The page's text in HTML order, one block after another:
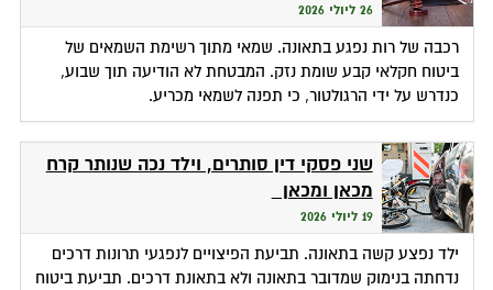
26 ליולי 2026
רכבה של רות נפגע בתאונה. שמאי מתוך רשימת השמאים של
ביטוח חקלאי קבע שומת נזק. המבטחת לא הודיעה תוך שבוע,
כנדרש על ידי הרגולטור, כי תפנה לשמאי מכריע.
שני פסקי דין סותרים, וילד נכה שנותר קרח
מכאן ומכאן
19 ליולי 2026
ילד נפצע קשה בתאונה. תביעת הפיצויים לנפגעי תרונות דרכים
נדחתה בנימוק שמדובר בתאונה ולא בתאונת דרכים. תביעת ביטוח